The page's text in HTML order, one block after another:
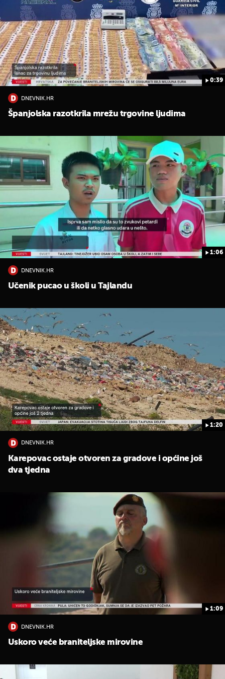
0:39
DNEVNIK.HR
Španjolska razotkrila mrežu trgovine ljudima
1:06
DNEVNIK.HR
Učenik pucao u školi u Tajlandu
1:20
DNEVNIK.HR
Karepovac ostaje otvoren za gradove i općine još
dva tjedna
1:09
DNEVNIK.HR
Uskoro veće braniteljske mirovine